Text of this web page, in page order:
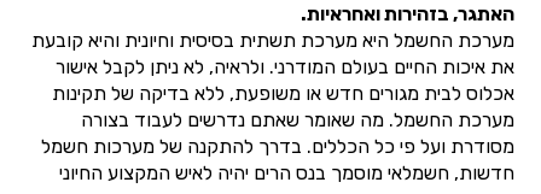
האתגר, בזהירות ואחראיות.
מערכת החשמל היא מערכת תשתית בסיסית וחיונית והיא קובעת
את איכות החיים בעולם המודרני. ולראיה, לא ניתן לקבל אישור
אכלוס לבית מגורים חדש או משופעת, ללא בדיקה של תקינות
מערכת החשמל. מה שאומר שאתם נדרשים לעבוד בצורה
מסודרת ועל פי כל הכללים. בדרך להתקנה של מערכות חשמל
חדשות, חשמלאי מוסמך בנס הרים יהיה לאיש המקצוע החיוני